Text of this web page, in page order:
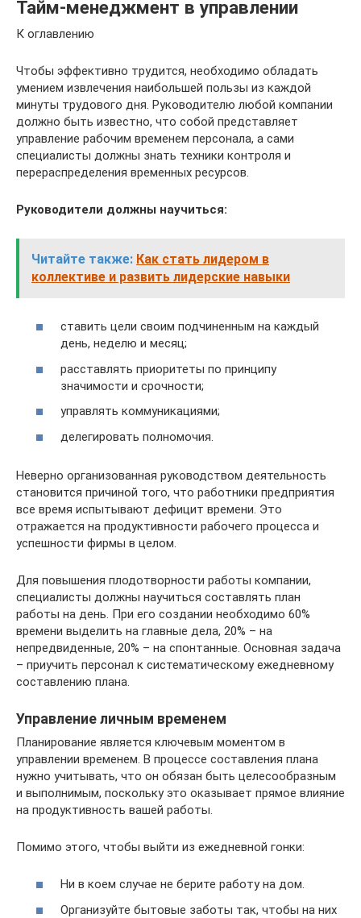
Тайм-менеджмент в управлении
К оглавлению
Чтобы эффективно трудится, необходимо обладать
умением извлечения наибольшей пользы из каждой
минуты трудового дня. Руководителю любой компании
должно быть известно, что собой представляет
управление рабочим временем персонала, а сами
специалисты должны знать техники контроля и
перераспределения временных ресурсов.
Руководители должны научиться:
Читайте также: Как стать лидером в
коллективе и развить лидерские навыки
ставить цели своим подчиненным на каждый
день, неделю и месяц;
расставлять приоритеты по принципу
значимости и срочности;
управлять коммуникациями;
делегировать полномочия.
Неверно организованная руководством деятельность
становится причиной того, что работники предприятия
все время испытывают дефицит времени. Это
отражается на продуктивности рабочего процесса и
успешности фирмы в целом.
Для повышения плодотворности работы компании,
специалисты должны научиться составлять план
работы на день. При его создании необходимо 60%
времени выделить на главные дела, 20% – на
непредвиденные, 20% – на спонтанные. Основная задача
– приучить персонал к систематическому ежедневному
составлению плана.
Управление личным временем
Планирование является ключевым моментом в
управлении временем. В процессе составления плана
нужно учитывать, что он обязан быть целесообразным
и выполнимым, поскольку это оказывает прямое влияние
на продуктивность вашей работы.
Помимо этого, чтобы выйти из ежедневной гонки:
Ни в коем случае не берите работу на дом.
Организуйте бытовые заботы так, чтобы на них